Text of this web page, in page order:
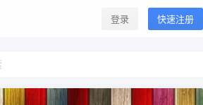
登录 快速注册